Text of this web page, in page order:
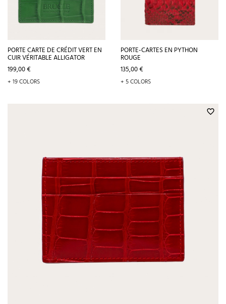
PORTE CARTE DE CRÉDIT VERT EN
CUIR VÉRITABLE ALLIGATOR
Prix
199,00 €
+ 19 COLORS
PORTE-CARTES EN PYTHON
ROUGE
Prix
135,00 €
+ 5 COLORS
favorite_border